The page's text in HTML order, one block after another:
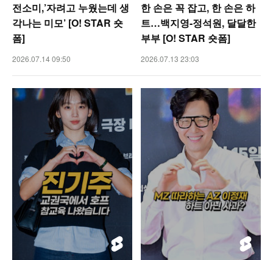
전소미,’자려고 누웠는데 생
각나는 미모’ [O! STAR 숏
폼]
2026.07.14 09:50
한 손은 꼭 잡고, 한 손은 하
트…백지영-정석원, 달달한
부부 [O! STAR 숏폼]
2026.07.13 23:03